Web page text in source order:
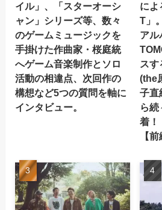
イル」、「スターオーシ
ャン」シリーズ等、数々
のゲームミュージックを
手掛けた作曲家・桜庭統
へゲーム音楽制作とソロ
活動の相違点、次回作の
構想など5つの質問を軸に
インタビュー。
によ
T」
アル
ス
(the
子直
ら続
着！
【前